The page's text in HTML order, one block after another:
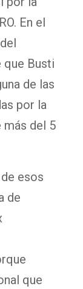
En el
que Busti
de las
por la
más del 5
esos
de
que